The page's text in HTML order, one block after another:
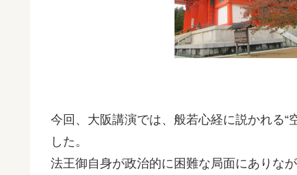
今回、大阪講演では、般若心経に説かれる“
した。
法王御自身が政治的に困難な局面にありな